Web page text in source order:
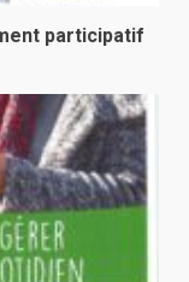
participatif